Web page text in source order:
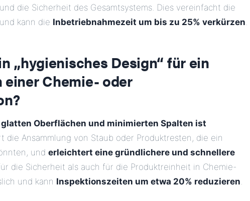
die Sicherheit des Gesamtsystems. Dies vereinfacht die
kann die Inbetriebnahmezeit um bis zu 25% verkürzen.
„hygienisches Design“ für ein
einer Chemie- oder
glatten Oberflächen und minimierten Spalten ist
die Ansammlung von Staub oder Produktresten, die ein
und erleichtert eine gründlichere und schnellere
die Sicherheit als auch für die Produktreinheit in Chemie-
und kann Inspektionszeiten um etwa 20% reduzieren.